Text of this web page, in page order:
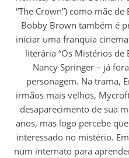
“The Crown”) como mãe
Bobby Brown também é
iniciar uma franquia
literária “Os Mistérios de
Nancy Springer – já
personagem. Na trama,
irmãos mais velhos,
desaparecimento de sua
anos, mas logo percebe
interessado no mistério.
num internato para